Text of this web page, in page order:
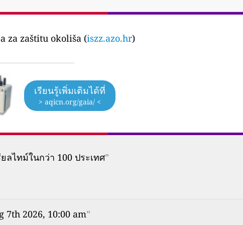
za zaštitu okoliša (iszz.azo.hr)
เรียนรู้เพิ่มเติมได้ที่
> aqicn.org/gaia/ <
ไทม์ในกว่า 100 ประเทศ”
7th 2026, 10:00 am”